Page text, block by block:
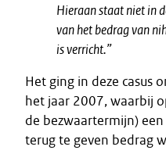
Hieraan staat niet in
van het bedrag van
is verricht.”
Het ging in deze casus
het jaar 2007, waarbij
de bezwaartermijn)
terug te geven bedrag